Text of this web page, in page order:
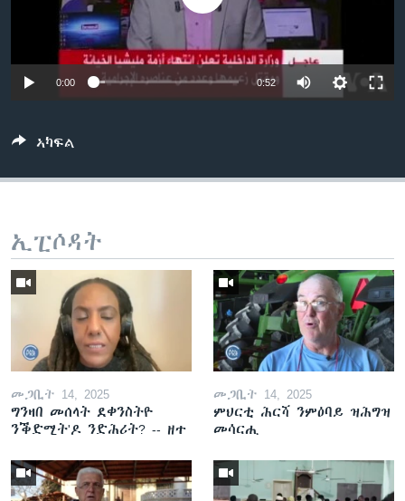
ቂሔ ጽልሚ
ቋንቋታት
0:00 0:52
ኣካፍል
ኢፒሶዳት
መጋቢት 14, 2025
ግንዛበ መሰላት ደቀንስትዮ
ንቕድሚት'ዶ ንድሕሪት? -- ዘተ
መጋቢት 14, 2025
ምህርቲ ሕርሻ ንምዕባይ ዝሕግዝ
መሳርሒ